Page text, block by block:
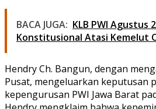
BACA JUGA: KLB PWI Agustus
Konstitusional Atasi Kemelut
Hendry Ch. Bangun, dengan
Pusat, mengeluarkan keputusan
kepengurusan PWI Jawa Barat